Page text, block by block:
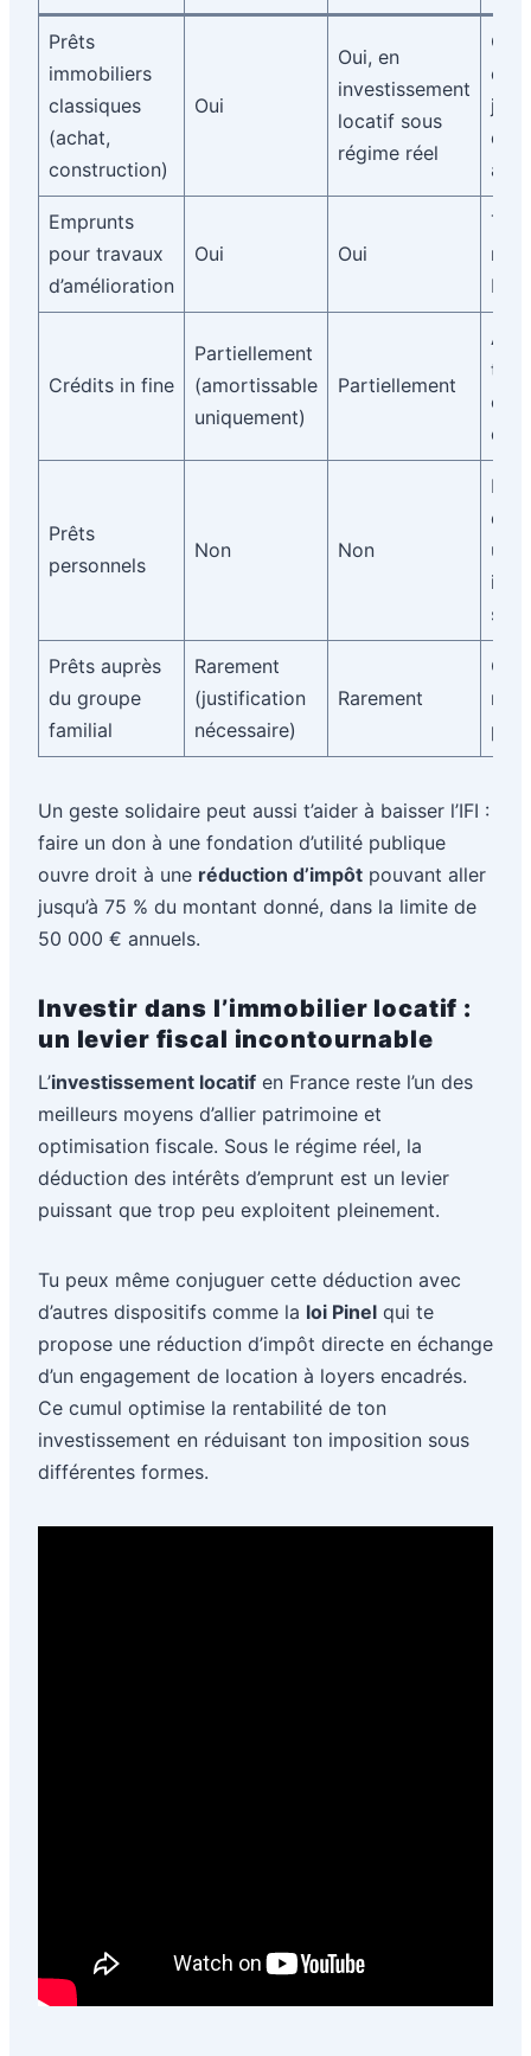
Prêts
immobiliers
classiques
(achat,
construction)
Oui
Oui, en
investissement
locatif sous
régime réel
dû
au
Emprunts
pour travaux
d’amélioration
Oui Oui
Crédits in fine
Partiellement
(amortissable
uniquement)
Partiellement
Prêts
personnels
Non Non
un
Prêts auprès
du groupe
familial
Rarement
(justification
nécessaire)
Rarement
Un geste solidaire peut aussi t’aider à baisser l’IFI :
faire un don à une fondation d’utilité publique
ouvre droit à une réduction d’impôt pouvant aller
jusqu’à 75 % du montant donné, dans la limite de
50 000 € annuels.
Investir dans l’immobilier locatif :
un levier fiscal incontournable
L’investissement locatif en France reste l’un des
meilleurs moyens d’allier patrimoine et
optimisation fiscale. Sous le régime réel, la
déduction des intérêts d’emprunt est un levier
puissant que trop peu exploitent pleinement.
Tu peux même conjuguer cette déduction avec
d’autres dispositifs comme la loi Pinel qui te
propose une réduction d’impôt directe en échange
d’un engagement de location à loyers encadrés.
Ce cumul optimise la rentabilité de ton
investissement en réduisant ton imposition sous
différentes formes.